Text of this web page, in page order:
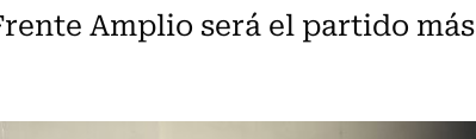
Amplio será el partido más